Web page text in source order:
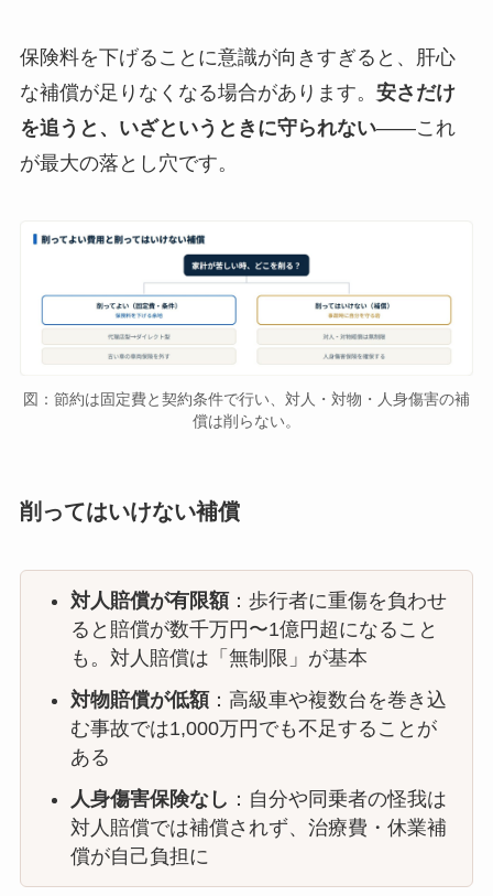
保険料を下げることに意識が向きすぎると、肝心
な補償が足りなくなる場合があります。 安さだけ
を追うと、いざというときに守られない——これ
が最大の落とし穴です。
図：節約は固定費と契約条件で行い、対人・対物・人身傷害の補
償は削らない。
削ってはいけない補償
対人賠償が有限額：歩行者に重傷を負わせ
ると賠償が数千万円〜1億円超になること
も。対人賠償は「無制限」が基本
対物賠償が低額：高級車や複数台を巻き込
む事故では1,000万円でも不足することが
ある
人身傷害保険なし ：自分や同乗者の怪我は
対人賠償では補償されず、治療費・休業補
償が自己負担に